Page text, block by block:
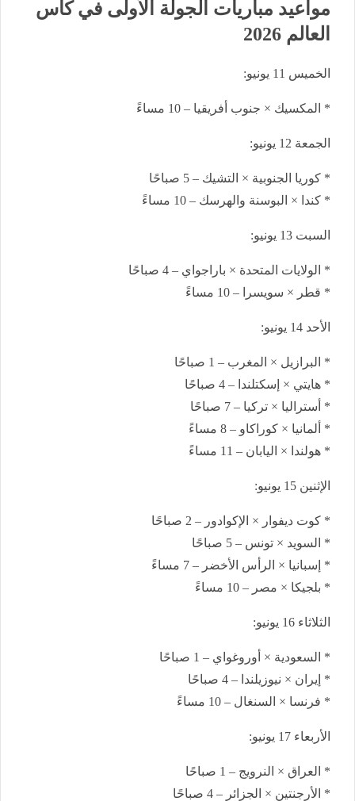
مواعيد مباريات الجولة الأولى في كأس
العالم 2026
الخميس 11 يونيو:
* المكسيك × جنوب أفريقيا – 10 مساءً
الجمعة 12 يونيو:
* كوريا الجنوبية × التشيك – 5 صباحًا
* كندا × البوسنة والهرسك – 10 مساءً
السبت 13 يونيو:
* الولايات المتحدة × باراجواي – 4 صباحًا
* قطر × سويسرا – 10 مساءً
الأحد 14 يونيو:
* البرازيل × المغرب – 1 صباحًا
* هايتي × إسكتلندا – 4 صباحًا
* أستراليا × تركيا – 7 صباحًا
* ألمانيا × كوراكاو – 8 مساءً
* هولندا × اليابان – 11 مساءً
الإثنين 15 يونيو:
* كوت ديفوار × الإكوادور – 2 صباحًا
* السويد × تونس – 5 صباحًا
* إسبانيا × الرأس الأخضر – 7 مساءً
* بلجيكا × مصر – 10 مساءً
الثلاثاء 16 يونيو:
* السعودية × أوروغواي – 1 صباحًا
* إيران × نيوزيلندا – 4 صباحًا
* فرنسا × السنغال – 10 مساءً
الأربعاء 17 يونيو:
* العراق × النرويج – 1 صباحًا
* الأرجنتين × الجزائر – 4 صباحًا